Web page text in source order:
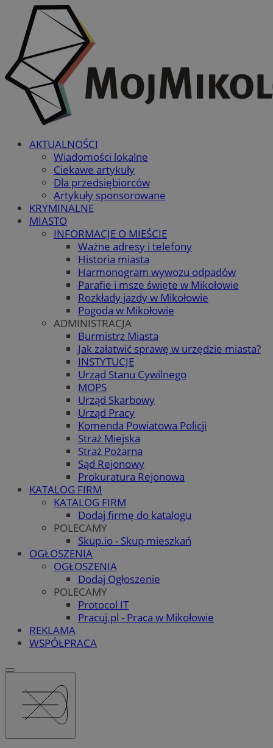
AKTUALNOŚCI
Wiadomości lokalne
Ciekawe artykuły
Dla przedsiębiorców
Artykuły sponsorowane
KRYMINALNE
MIASTO
INFORMACJE O MIEŚCIE
Ważne adresy i telefony
Historia miasta
Harmonogram wywozu odpadów
Parafie i msze święte w Mikołowie
Rozkłady jazdy w Mikołowie
Pogoda w Mikołowie
ADMINISTRACJA
Burmistrz Miasta
Jak załatwić sprawę w urzędzie miasta?
INSTYTUCJE
Urząd Stanu Cywilnego
MOPS
Urząd Skarbowy
Urząd Pracy
Komenda Powiatowa Policji
Straż Miejska
Straż Pożarna
Sąd Rejonowy
Prokuratura Rejonowa
KATALOG FIRM
KATALOG FIRM
Dodaj firmę do katalogu
POLECAMY
Skup.io - Skup mieszkań
OGŁOSZENIA
OGŁOSZENIA
Dodaj Ogłoszenie
POLECAMY
Protocol IT
Pracuj.pl - Praca w Mikołowie
REKLAMA
WSPÓŁPRACA